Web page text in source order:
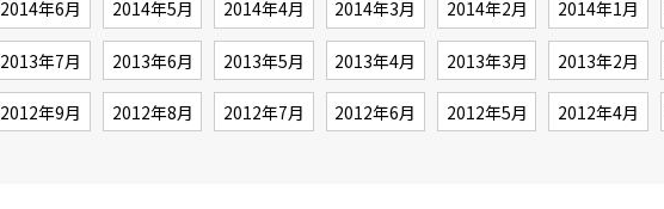
2014年6月 2014年5月 2014年4月 2014年3月 2014年2月 2014年1月
2013年7月 2013年6月 2013年5月 2013年4月 2013年3月 2013年2月
2012年9月 2012年8月 2012年7月 2012年6月 2012年5月 2012年4月